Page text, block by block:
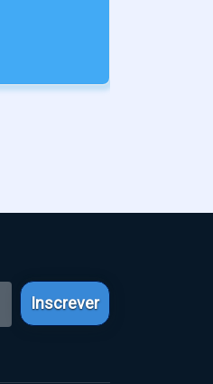
Inscrever